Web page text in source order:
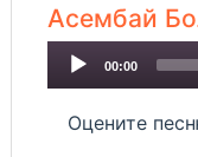
Асембай
Audio
Player
00:00
Оцените